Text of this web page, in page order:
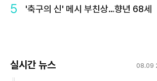
5 '축구의 신' 메시 부친상…향년 68세
실시간 뉴스 08.09